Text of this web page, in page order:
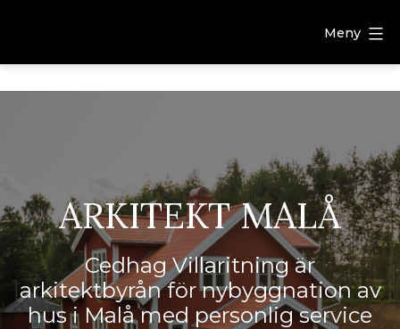
Meny
ARKITEKT MALÅ
Cedhag Villaritning är
arkitektbyrån för nybyggnation av
hus i Malå med personlig service